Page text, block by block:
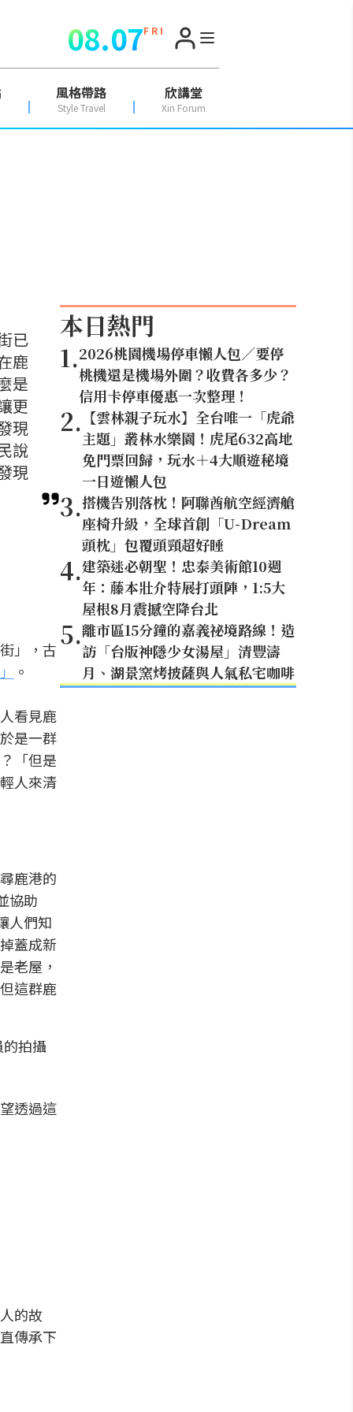
08.07F R I
風格帶路
Style Travel
欣講堂
Xin Forum
已
鹿
是
更
現
說
現
」，古
。
看見鹿
是一群
「但是
人來清
鹿港的
協助
人們知
蓋成新
老屋，
這群鹿
拍攝
透過這
的故
傳承下
本日熱門
1.2026桃園機場停車懶人包／要停
桃機還是機場外圍？收費各多少？
信用卡停車優惠一次整理！
2. 【雲林親子玩水】全台唯一「虎爺
主題」叢林水樂園！虎尾632高地
免門票回歸，玩水＋4大順遊秘境
一日遊懶人包
3.搭機告別落枕！阿聯酋航空經濟艙
座椅升級，全球首創「U-Dream
頭枕」包覆頭頸超好睡
4.建築迷必朝聖！忠泰美術館10週
年：藤本壯介特展打頭陣，1:5大
屋根8月震撼空降台北
5.離市區15分鐘的嘉義祕境路線！造
訪「台版神隱少女湯屋」清豐濤
月、湖景窯烤披薩與人氣私宅咖啡